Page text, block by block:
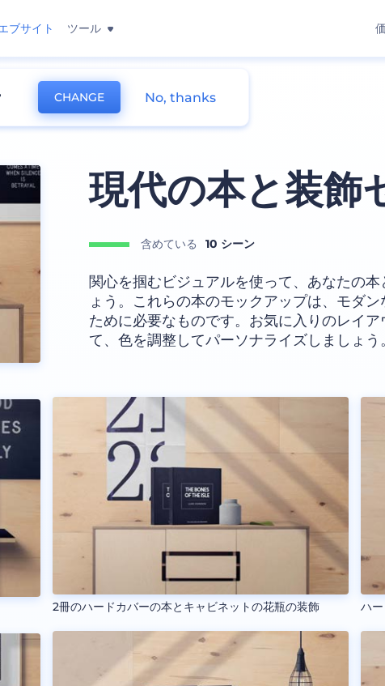
ブサイト ツール
現代の本と装飾
含めている 10 シーン
関心を掴むビジュアルを使って、あなたの
ょう。これらの本のモックアップは、モダ
ために必要なものです。お気に入りのレイ
て、色を調整してパーソナライズしましょ
2冊のハードカバーの本とキャビネットの花瓶の装飾 ハ
CHANGE No, thanks